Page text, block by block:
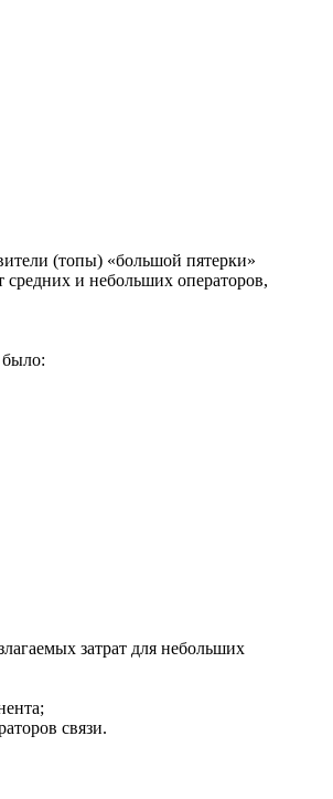
(топы) «большой пятерки»
и небольших операторов,
было:
затрат для небольших
связи.